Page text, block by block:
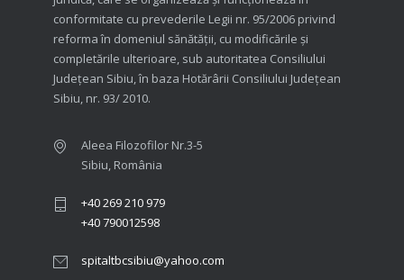
conformitate cu prevederile Legii nr. 95/2006 privind
reforma în domeniul sănătăţii, cu modificările şi
completările ulterioare, sub autoritatea Consiliului
Judeţean Sibiu, în baza Hotărârii Consiliului Judeţean
Sibiu, nr. 93/ 2010.
Aleea Filozofilor Nr.3-5
Sibiu, România
+40 269 210 979
+40 790012598
spitaltbcsibiu@yahoo.com